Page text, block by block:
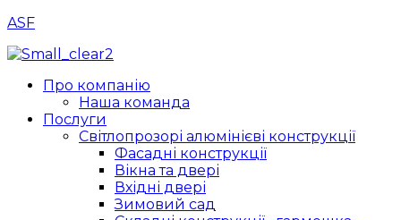
ASF
Menu
Про компанію
Наша команда
Послуги
Світлопрозорі алюмінієві конструкції
Фасадні конструкції
Вікна та двері
Вхідні двері
Зимовий сад